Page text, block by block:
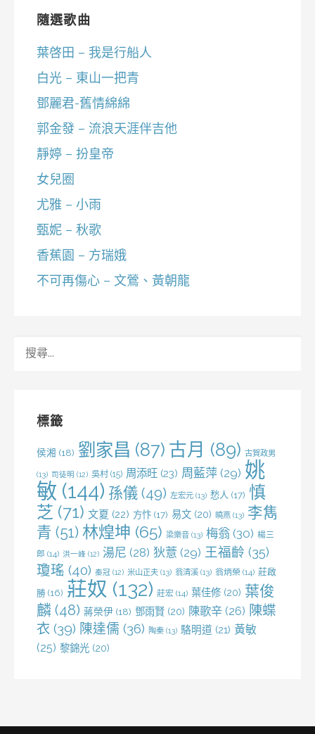
隨選歌曲
葉啓田 – 我是行船人
白光 – 東山一把青
鄧麗君-舊情綿綿
郭金發 – 流浪天涯伴吉他
靜婷 – 扮皇帝
女兒圈
尤雅 – 小雨
甄妮 – 秋歌
香蕉園 – 方瑞娥
不可再傷心 – 文鶯、黃朝龍
標籤
侯湘 (18) 劉家昌 (87) 古月 (89) 古賀政男
(13) 司徒明 (12) 吳村 (15) 周添旺 (23) 周藍萍 (29) 姚
敏 (144) 孫儀 (49) 左宏元 (13) 愁人 (17) 慎
芝 (71) 文夏 (22) 方忭 (17) 易文 (20) 曉燕 (13) 李雋
青 (51) 林煌坤 (65) 梁樂音 (13) 梅翁 (30) 楊三
郎 (14) 洪一峰 (12) 湯尼 (28) 狄薏 (29) 王福齡 (35)
瓊瑤 (40) 秦冠 (12) 米山正夫 (13) 翁清溪 (13) 翁炳榮 (14) 莊啟
勝 (16) 莊奴 (132) 莊宏 (14) 葉佳修 (20) 葉俊
麟 (48) 蔣榮伊 (18) 鄧雨賢 (20) 陳歌辛 (26) 陳蝶
衣 (39) 陳達儒 (36) 陶秦 (13) 駱明道 (21) 黃敏
(25) 黎錦光 (20)